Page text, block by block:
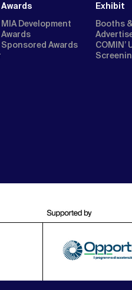
Awards
MIA Development
Awards
Sponsored Awards
Exhibit
Booths
COMIN’